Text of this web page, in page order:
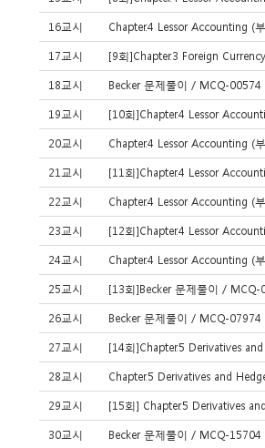
16교시 Chapter.4 Lessor Accounting (
17교시 [9회]Chapter.3 Foreign
18교시 Becker 문제풀이 / MCQ-
19교시 [10회]Chapter.4 Lessor
20교시 Chapter.4 Lessor Accounting (
21교시 [11회]Chapter.4 Lessor
22교시 Chapter.4 Lessor Accounting (
23교시 [12회]Chapter.4 Lessor
24교시 Chapter.4 Lessor Accounting (
25교시 [13회]Becker 문제풀이 /
26교시 Becker 문제풀이 / MCQ-
27교시 [14회]Chapter.5 Derivatives
28교시 Chapter.5 Derivatives and
29교시 [15회] Chapter.5 Derivatives
30교시 Becker 문제풀이 / MCQ-